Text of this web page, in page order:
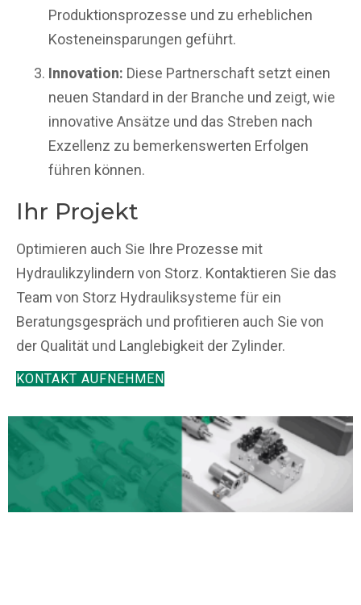
Produktionsprozesse und zu erheblichen
Kosteneinsparungen geführt.
Innovation: Diese Partnerschaft setzt einen
neuen Standard in der Branche und zeigt, wie
innovative Ansätze und das Streben nach
Exzellenz zu bemerkenswerten Erfolgen
führen können.
Ihr Projekt
Optimieren auch Sie Ihre Prozesse mit
Hydraulikzylindern von Storz. Kontaktieren Sie das
Team von Storz Hydrauliksysteme für ein
Beratungsgespräch und profitieren auch Sie von
der Qualität und Langlebigkeit der Zylinder.
KONTAKT AUFNEHMEN